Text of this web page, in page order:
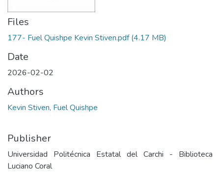
Files
177- Fuel Quishpe Kevin Stiven.pdf(4.17 MB)
Date
2026-02-02
Authors
Kevin Stiven, Fuel Quishpe
Publisher
Universidad Politécnica Estatal del Carchi - Biblioteca
Luciano Coral